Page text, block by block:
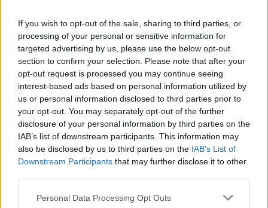
If you wish to opt-out of the sale, sharing to third parties, or
processing of your personal or sensitive information for
targeted advertising by us, please use the below opt-out
section to confirm your selection. Please note that after your
opt-out request is processed you may continue seeing
interest-based ads based on personal information utilized by
us or personal information disclosed to third parties prior to
your opt-out. You may separately opt-out of the further
disclosure of your personal information by third parties on the
IAB’s list of downstream participants. This information may
also be disclosed by us to third parties on the IAB’s List of
Downstream Participants that may further disclose it to other
Personal Data Processing Opt Outs
ser utilizada como comedor. Los padres tienen
derecho a estar informados sobre lo que su hijo
come. Además, la dieta del pequeño debe estar
formulada por expertos y debe poder modificarse
según exigencias alimenticias particulares.
10. El jardín o espacio exterior
Los niños necesitan aire. Por esta razón,la ley exige
que la guardería tenga un patio de juegos por cada
nueve aulas o fracción, con una superficie superior
a 75 metros cuadrados.Asimismo, es fundamental